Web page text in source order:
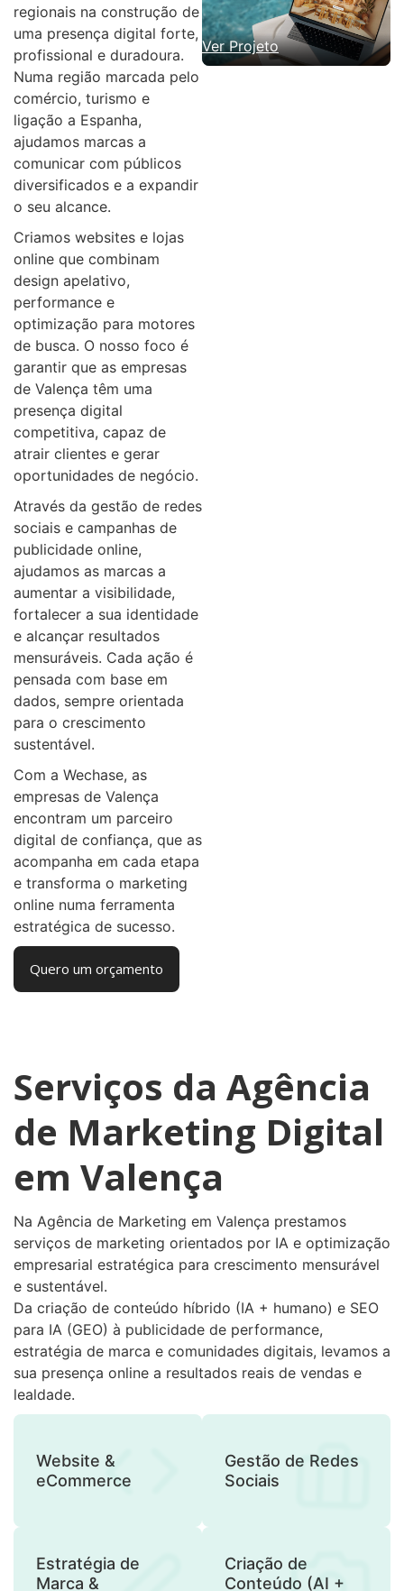
regionais na construção de
uma presença digital forte,
profissional e duradoura.
Numa região marcada pelo
comércio, turismo e
ligação a Espanha,
ajudamos marcas a
comunicar com públicos
diversificados e a expandir
o seu alcance.
Criamos websites e lojas
online que combinam
design apelativo,
performance e
optimização para motores
de busca. O nosso foco é
garantir que as empresas
de Valença têm uma
presença digital
competitiva, capaz de
atrair clientes e gerar
oportunidades de negócio.
Através da gestão de redes
sociais e campanhas de
publicidade online,
ajudamos as marcas a
aumentar a visibilidade,
fortalecer a sua identidade
e alcançar resultados
mensuráveis. Cada ação é
pensada com base em
dados, sempre orientada
para o crescimento
sustentável.
Com a Wechase, as
empresas de Valença
encontram um parceiro
digital de confiança, que as
acompanha em cada etapa
e transforma o marketing
online numa ferramenta
estratégica de sucesso.
Quero um orçamento
Ver Projeto
Serviços da Agência
de Marketing Digital
em Valença
Na Agência de Marketing em Valença prestamos
serviços de marketing orientados por IA e optimização
empresarial estratégica para crescimento mensurável
e sustentável.
Da criação de conteúdo híbrido (IA + humano) e SEO
para IA (GEO) à publicidade de performance,
estratégia de marca e comunidades digitais, levamos a
sua presença online a resultados reais de vendas e
lealdade.
Website &
eCommerce
Gestão de Redes
Sociais
Estratégia de
Marca &
Criação de
Conteúdo (AI +